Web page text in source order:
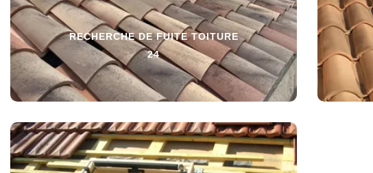
RECHERCHE DE FUITE TOITURE
24